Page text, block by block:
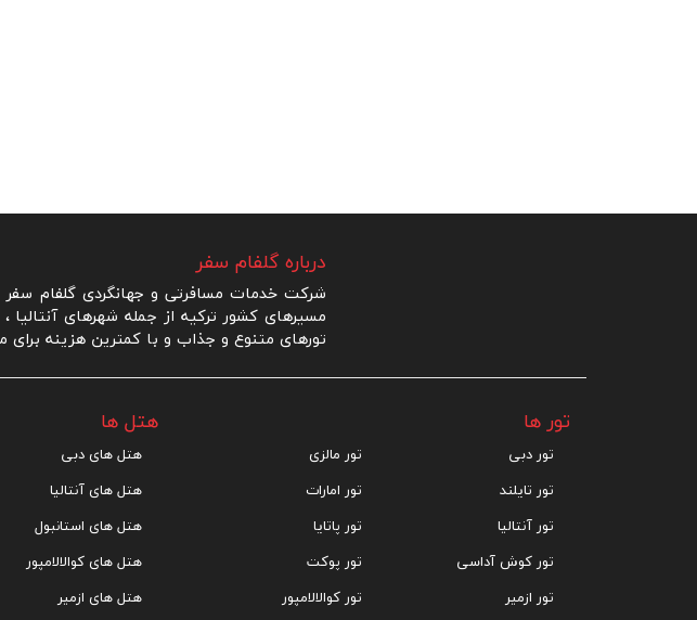
درباره گلفام سفر
شرکت خدمات مسافرتی و جهانگردی گلفام
مسیرهای کشور ترکیه از جمله شهرهای
تورهای متنوع و جذاب و با کمترین هزینه
تور ها
تور دبی
تور تایلند
تور آنتالیا
تور کوش آداسی
تور ازمیر
تور مالزی
تور امارات
تور پاتایا
تور پوکت
تور کوالالامپور
هتل ها
هتل های دبی
هتل های آنتالیا
هتل های استانبول
هتل های کوالالامپور
هتل های ازمیر